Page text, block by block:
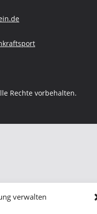
verwalten
Rechte vorbehalten.